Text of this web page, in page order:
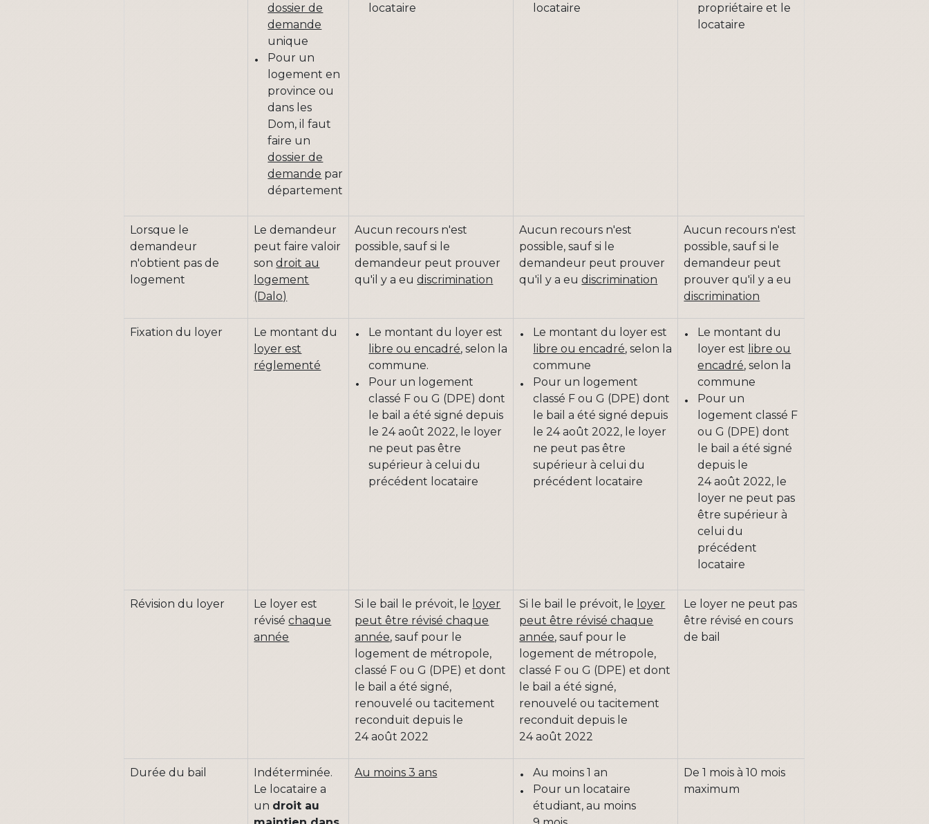
dossier de
demande
unique
Pour un
logement en
province ou
dans les
Dom, il faut
faire un
dossier de
demande par
département
locataire
locataire
propriétaire et le
locataire
Lorsque le
demandeur
n'obtient pas de
logement
Le demandeur
peut faire valoir
sondroit au
logement
(Dalo)
Aucun recours n'est
possible, sauf si le
demandeur peut prouver
qu'il y a eudiscrimination
Aucun recours n'est
possible, sauf si le
demandeur peut prouver
qu'il y a eudiscrimination
Aucun recours n'est
possible, sauf si le
demandeur peut
prouver qu'il y a eu
discrimination
Fixation du loyer
Le montant du
loyer est
réglementé
Le montant du loyer est
libre ou encadré, selon la
commune.
Pour un logement
classé F ou G (DPE) dont
le bail a été signé depuis
le 24 août 2022, le loyer
ne peut pas être
supérieur à celui du
précédent locataire
Le montant du loyer est
libre ou encadré, selon la
commune
Pour un logement
classé F ou G (DPE) dont
le bail a été signé depuis
le 24 août 2022, le loyer
ne peut pas être
supérieur à celui du
précédent locataire
Le montant du
loyer est libre ou
encadré, selon la
commune
Pour un
logement classé F
ou G (DPE) dont
le bail a été signé
depuis le
24 août 2022, le
loyer ne peut pas
être supérieur à
celui du
précédent
locataire
Révision du loyer
Le loyer est
réviséchaque
année
Si le bail le prévoit, le loyer
peut être révisé chaque
année, sauf pour le
logement de métropole,
classé F ou G (DPE) et dont
le bail a été signé,
renouvelé ou tacitement
reconduit depuis le
24 août 2022
Si le bail le prévoit, le loyer
peut être révisé chaque
année, sauf pour le
logement de métropole,
classé F ou G (DPE) et dont
le bail a été signé,
renouvelé ou tacitement
reconduit depuis le
24 août 2022
Le loyer ne peut pas
être révisé en cours
de bail
Durée du bail
Indéterminée.
Le locataire a
un droit au
Au moins 3 ans
Au moins 1 an
Pour un locataire
étudiant, au moins
De 1 mois à 10 mois
maximum